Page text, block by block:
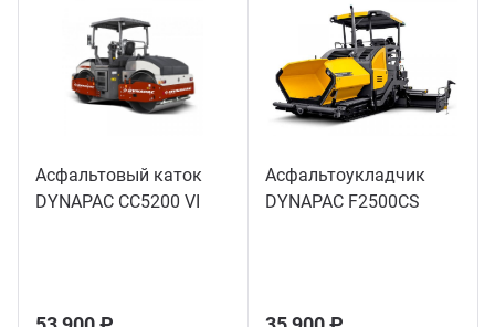
Асфальтовый каток
DYNAPAC CC5200 VI
Асфальтоукладчик
DYNAPAC F2500CS